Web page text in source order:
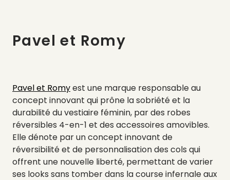
Pavel et Romy
Pavel et Romyest une marque responsable au
concept innovant qui prône la sobriété et la
durabilité du vestiaire féminin, par des robes
réversibles 4-en-1 et des accessoires amovibles.
Elle dénote par un concept innovant de
réversibilité et de personnalisation des cols qui
offrent une nouvelle liberté, permettant de varier
ses looks sans tomber dans la course infernale aux